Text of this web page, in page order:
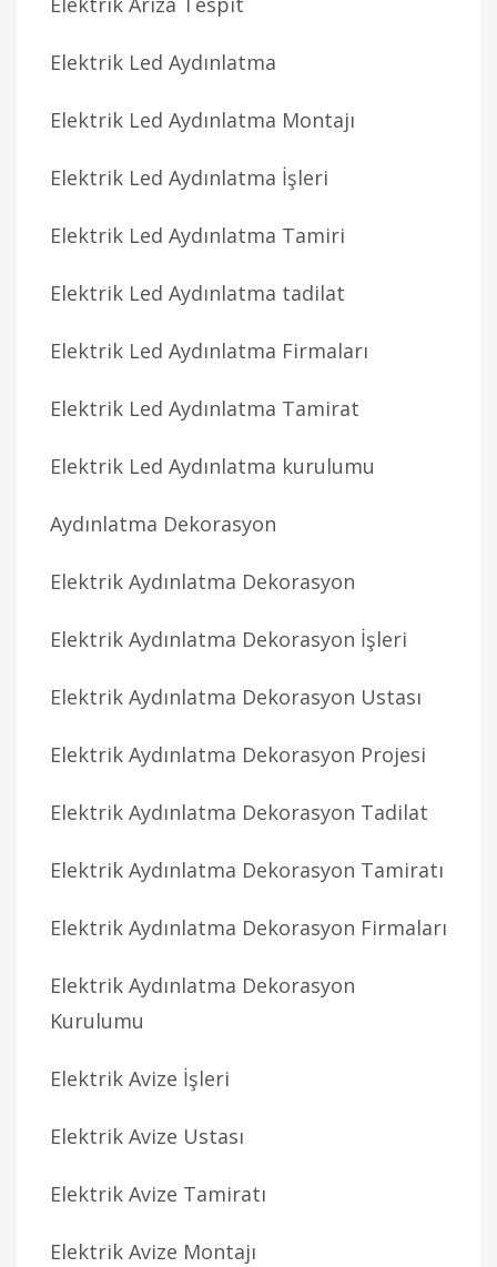
Elektrik Led Aydınlatma
Elektrik Led Aydınlatma Montajı
Elektrik Led Aydınlatma İşleri
Elektrik Led Aydınlatma Tamiri
Elektrik Led Aydınlatma tadilat
Elektrik Led Aydınlatma Firmaları
Elektrik Led Aydınlatma Tamirat
Elektrik Led Aydınlatma kurulumu
Aydınlatma Dekorasyon
Elektrik Aydınlatma Dekorasyon
Elektrik Aydınlatma Dekorasyon İşleri
Elektrik Aydınlatma Dekorasyon Ustası
Elektrik Aydınlatma Dekorasyon Projesi
Elektrik Aydınlatma Dekorasyon Tadilat
Elektrik Aydınlatma Dekorasyon Tamiratı
Elektrik Aydınlatma Dekorasyon Firmaları
Elektrik Aydınlatma Dekorasyon
Kurulumu
Elektrik Avize İşleri
Elektrik Avize Ustası
Elektrik Avize Tamiratı
Elektrik Avize Montajı